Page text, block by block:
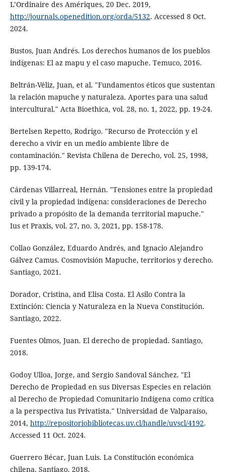
L’Ordinaire des Amériques, 20 Dec. 2019,
http://journals.openedition.org/orda/5132. Accessed 8 Oct.
2024.
Bustos, Juan Andrés. Los derechos humanos de los pueblos
indígenas: El az mapu y el caso mapuche. Temuco, 2016.
Beltrán-Véliz, Juan, et al. "Fundamentos éticos que sustentan
la relación mapuche y naturaleza. Aportes para una salud
intercultural." Acta Bioethica, vol. 28, no. 1, 2022, pp. 19-24.
Bertelsen Repetto, Rodrigo. "Recurso de Protección y el
derecho a vivir en un medio ambiente libre de
contaminación." Revista Chilena de Derecho, vol. 25, 1998,
pp. 139-174.
Cárdenas Villarreal, Hernán. "Tensiones entre la propiedad
civil y la propiedad indígena: consideraciones de Derecho
privado a propósito de la demanda territorial mapuche."
Ius et Praxis, vol. 27, no. 3, 2021, pp. 158-178.
Collao González, Eduardo Andrés, and Ignacio Alejandro
Gálvez Camus. Cosmovisión Mapuche, territorios y derecho.
Santiago, 2021.
Dorador, Cristina, and Elisa Costa. El Asilo Contra la
Extinción: Ciencia y Naturaleza en la Nueva Constitución.
Santiago, 2022.
Fuentes Olmos, Juan. El derecho de propiedad. Santiago,
2018.
Godoy Ulloa, Jorge, and Sergio Sandoval Sánchez. "El
Derecho de Propiedad en sus Diversas Especies en relación
al Derecho de Propiedad Comunitario Indígena como crítica
a la perspectiva Ius Privatista." Universidad de Valparaíso,
2014, http://repositoriobibliotecas.uv.cl/handle/uvscl/4192.
Accessed 11 Oct. 2024.
Guerrero Bécar, Juan Luis. La Constitución económica
chilena. Santiago, 2018.